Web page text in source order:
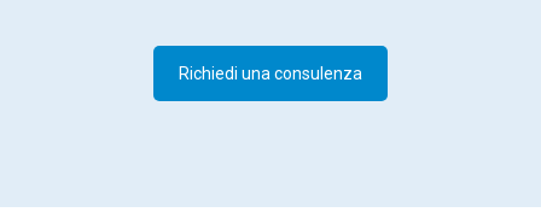
Richiedi una consulenza